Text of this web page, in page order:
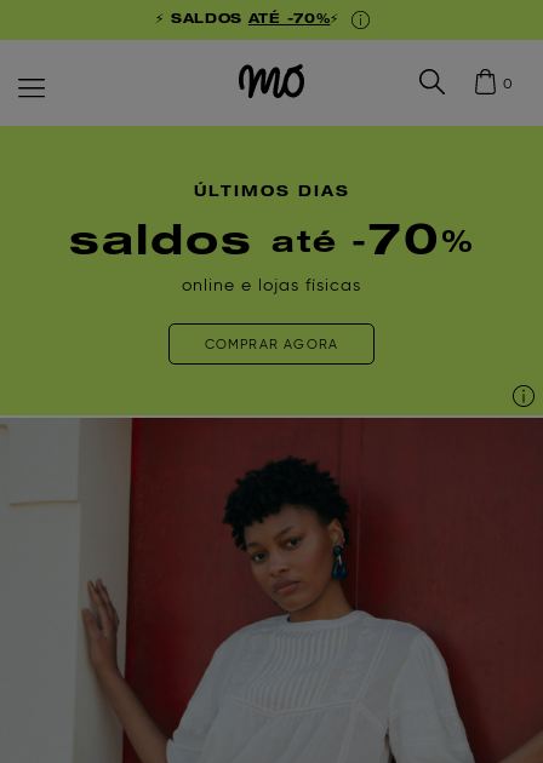
⚡ SALDOS ATÉ -70%⚡
0
ÚLTIMOS DIAS
saldos até - 70 %
online e lojas físicas
COMPRAR AGORA